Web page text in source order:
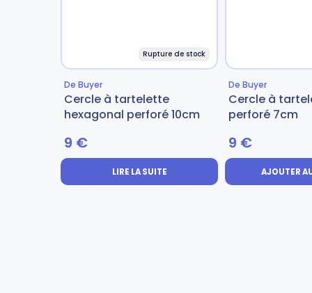
Tires-bouchons
Aiguiseurs
Planches à découper
Rupture de stock
De Buyer
Cercle à tartelette
hexagonal perforé 10cm
9 €
LIRE LA SUITE
De Buyer
Cercle à
perforé 7cm
9 €
AJOUTER